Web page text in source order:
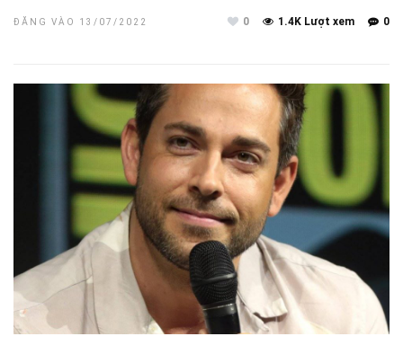
ĐĂNG VÀO 13/07/2022 0
1.4K Lượt xem
0